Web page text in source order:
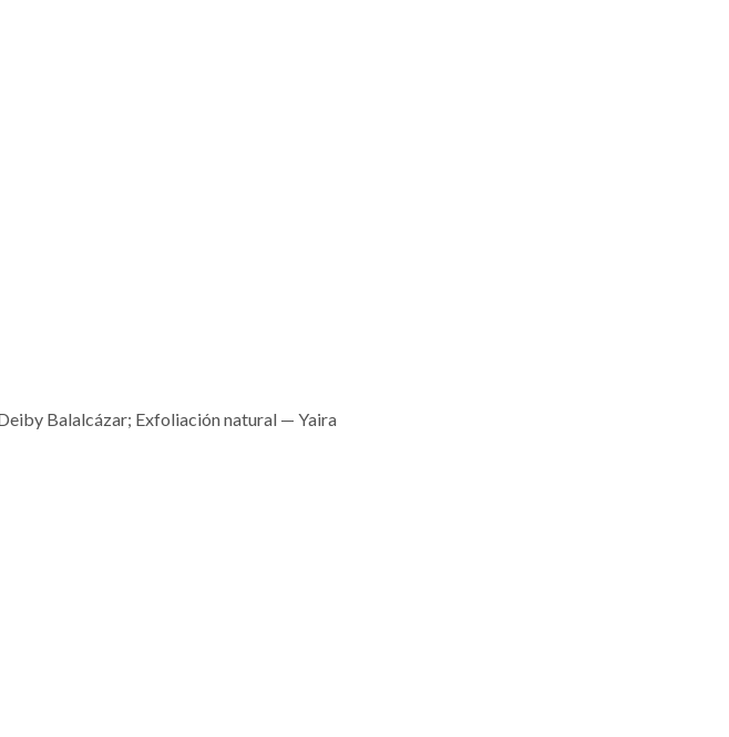
Balalcázar; Exfoliación natural — Yaira